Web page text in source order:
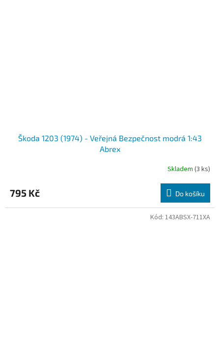
Škoda 1203 (1974) - Veřejná Bezpečnost modrá 1:43
Abrex
Skladem (3 ks)
795 Kč Do košíku
Kód: 143ABSX-711XA